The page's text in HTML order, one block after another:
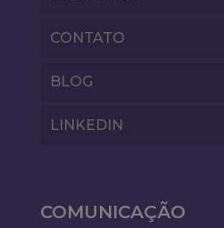
CONTATO
BLOG
LINKEDIN
COMUNICAÇÃO